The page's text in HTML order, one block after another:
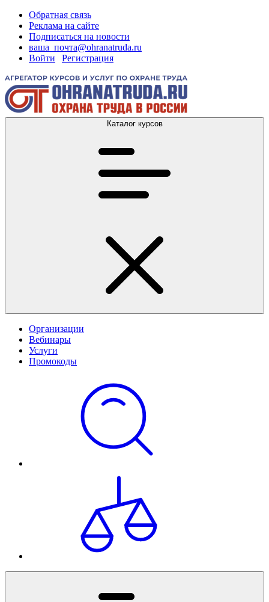
Обратная связь
Реклама на сайте
Подписаться на новости
ваша_почта@ohranatruda.ru
Войти
Регистрация
Каталог курсов
Организации
Вебинары
Услуги
Промокоды